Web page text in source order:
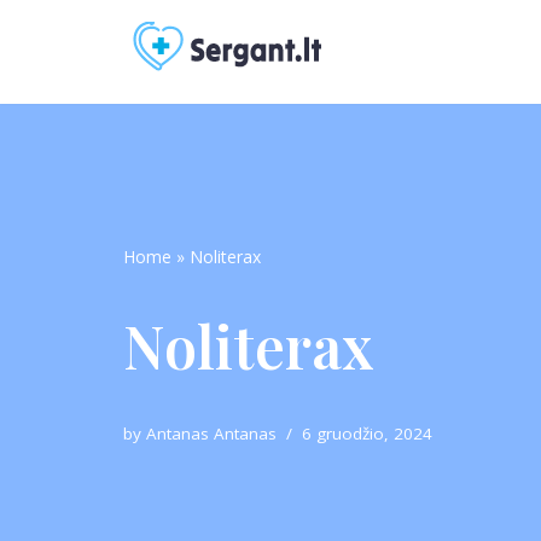
Home » Noliterax
Noliterax
by Antanas Antanas 6 gruodžio, 2024